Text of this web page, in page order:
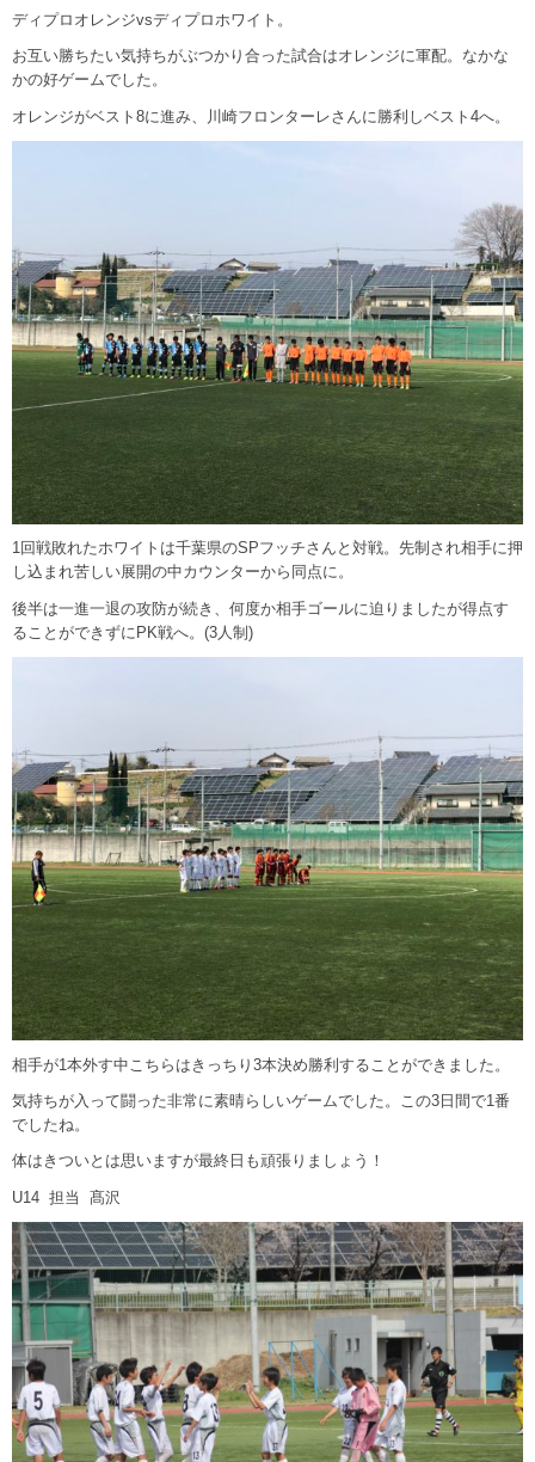
ディプロオレンジvsディプロホワイト。
お互い勝ちたい気持ちがぶつかり合った試合はオレンジに軍配。なかな
かの好ゲームでした。
オレンジがベスト8に進み、川崎フロンターレさんに勝利しベスト4へ。
1回戦敗れたホワイトは千葉県のSPフッチさんと対戦。先制され相手に押
し込まれ苦しい展開の中カウンターから同点に。
後半は一進一退の攻防が続き、何度か相手ゴールに迫りましたが得点す
ることができずにPK戦へ。(3人制)
相手が1本外す中こちらはきっちり3本決め勝利することができました。
気持ちが入って闘った非常に素晴らしいゲームでした。この3日間で1番
でしたね。
体はきついとは思いますが最終日も頑張りましょう！
U14 担当 髙沢